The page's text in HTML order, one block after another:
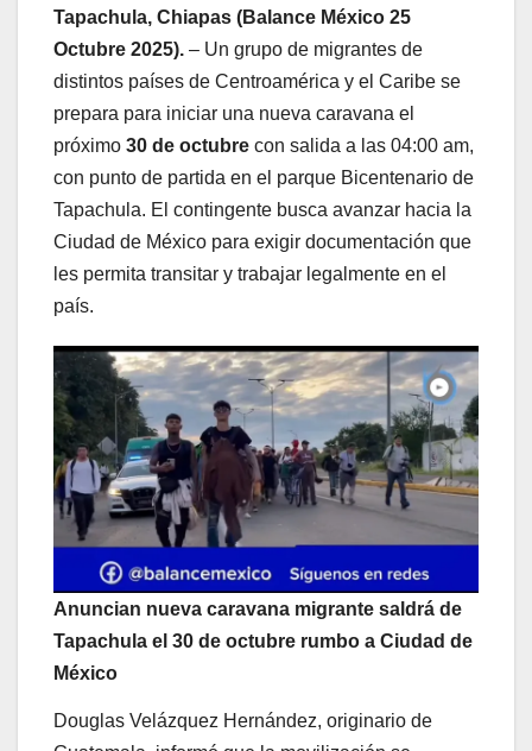
Tapachula, Chiapas (Balance México 25
Octubre 2025). – Un grupo de migrantes de
distintos países de Centroamérica y el Caribe se
prepara para iniciar una nueva caravana el
próximo 30 de octubre con salida a las 04:00 am,
con punto de partida en el parque Bicentenario de
Tapachula. El contingente busca avanzar hacia la
Ciudad de México para exigir documentación que
les permita transitar y trabajar legalmente en el
país.
Anuncian nueva caravana migrante saldrá de
Tapachula el 30 de octubre rumbo a Ciudad de
México
Douglas Velázquez Hernández, originario de